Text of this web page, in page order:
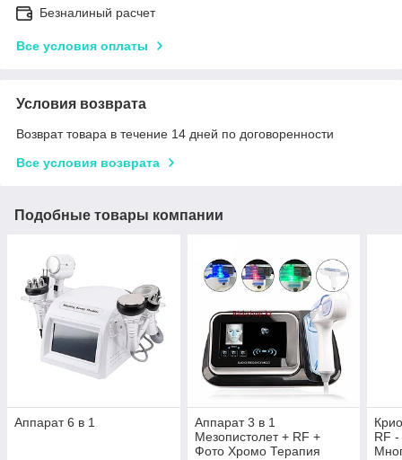
Безналиный расчет
Все условия оплаты
Условия возврата
Возврат товара в течение 14 дней по договоренности
Все условия возврата
Подобные товары компании
Аппарат 6 в 1
Аппарат 3 в 1
Мезопистолет + RF +
Фото Хромо Терапия
RF